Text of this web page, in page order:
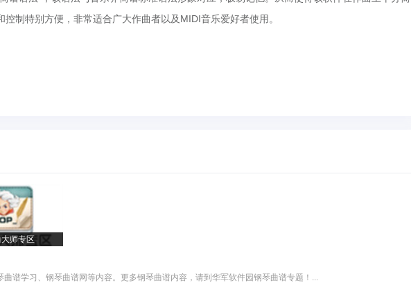
控制特别方便，非常适合广大作曲者以及MIDI音乐爱好者使用。
师专区
谱学习、钢琴曲谱网等内容。更多钢琴曲谱内容，请到华军软件园钢琴曲谱专题！...